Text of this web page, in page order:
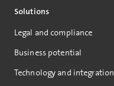
Solutions
Legal and compliance
Business potential
Technology and integration